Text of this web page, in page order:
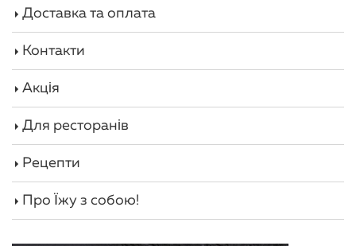
Доставка та оплата
Контакти
Акція
Для ресторанів
Рецепти
Про Їжу з собою!